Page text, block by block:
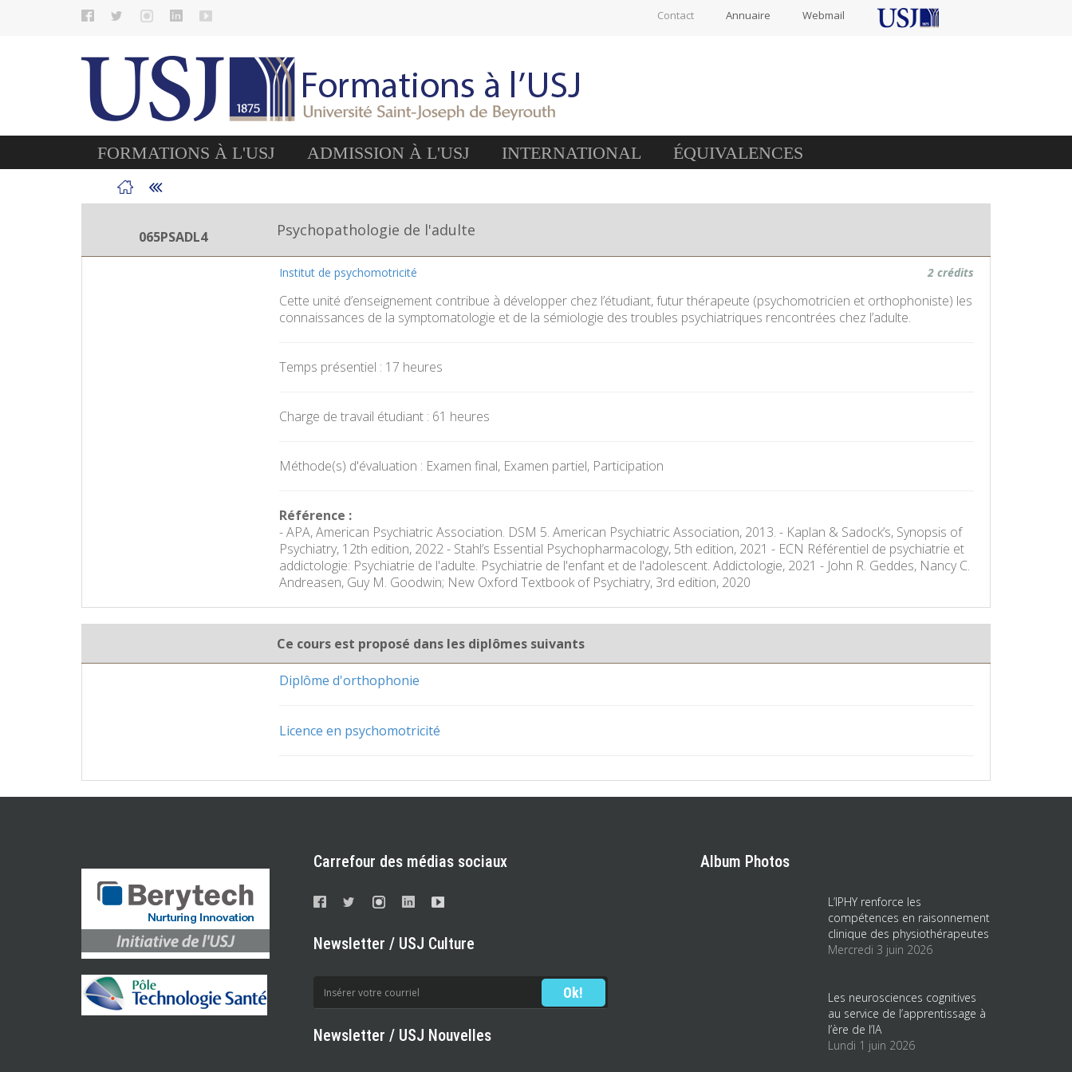
Contact Annuaire Webmail
FORMATIONS À L'USJ ADMISSION À L'USJ INTERNATIONAL ÉQUIVALENCES
065PSADL4 Psychopathologie de l'adulte
Institut de psychomotricité 2 crédits
Cette unité d’enseignement contribue à développer chez l’étudiant, futur thérapeute (psychomotricien et orthophoniste) les
connaissances de la symptomatologie et de la sémiologie des troubles psychiatriques rencontrées chez l’adulte.
Temps présentiel : 17 heures
Charge de travail étudiant : 61 heures
Méthode(s) d'évaluation : Examen final, Examen partiel, Participation
Référence :
- APA, American Psychiatric Association. DSM 5. American Psychiatric Association, 2013. - Kaplan & Sadock’s, Synopsis of
Psychiatry, 12th edition, 2022 - Stahl’s Essential Psychopharmacology, 5th edition, 2021 - ECN Référentiel de psychiatrie et
addictologie: Psychiatrie de l'adulte. Psychiatrie de l'enfant et de l'adolescent. Addictologie, 2021 - John R. Geddes, Nancy C.
Andreasen, Guy M. Goodwin; New Oxford Textbook of Psychiatry, 3rd edition, 2020
Ce cours est proposé dans les diplômes suivants
Diplôme d'orthophonie
Licence en psychomotricité
Carrefour des médias sociaux
Newsletter / USJ Culture
Newsletter / USJ Nouvelles
Album Photos
L’IPHY renforce les
compétences en raisonnement
clinique des physiothérapeutes
Mercredi 3 juin 2026
Les neurosciences cognitives
au service de l’apprentissage à
l’ère de l’IA
Lundi 1 juin 2026